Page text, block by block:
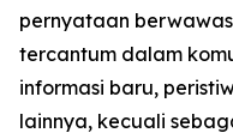
pernyataan
tercantum dalam
informasi baru,
lainnya, kecuali